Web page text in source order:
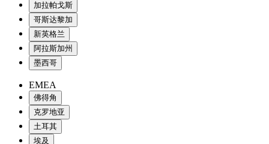
加拉帕戈斯
哥斯达黎加
新英格兰
阿拉斯加州
墨西哥
EMEA
佛得角
克罗地亚
土耳其
埃及